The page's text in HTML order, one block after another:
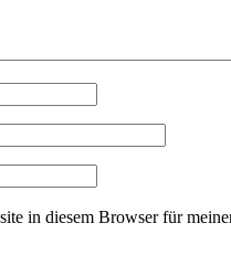
in diesem Browser für